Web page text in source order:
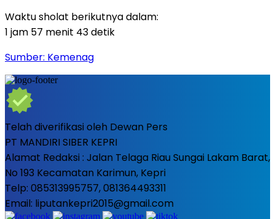
Waktu sholat berikutnya dalam:
1 jam 57 menit 42 detik
Sumber: Kemenag
Telah diverifikasi oleh Dewan Pers
PT MANDIRI SIBER KEPRI
Alamat Redaksi : Jalan Telaga Riau Sungai Lakam Barat,
No 193 Kecamatan Karimun, Kepri
Telp: 085313995757, 081364493311
Email: liputankepri2015@gmail.com